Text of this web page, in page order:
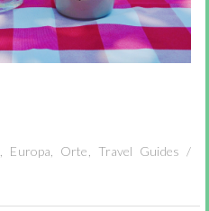
Europa Orte Travel Guides /